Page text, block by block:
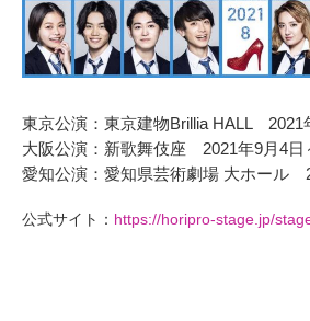
東京公演：東京建物Brillia HALL 2021
大阪公演：新歌舞伎座 2021年9月4日
愛知公演：愛知県芸術劇場 大ホール
公式サイト： https://horipro-stage.jp/